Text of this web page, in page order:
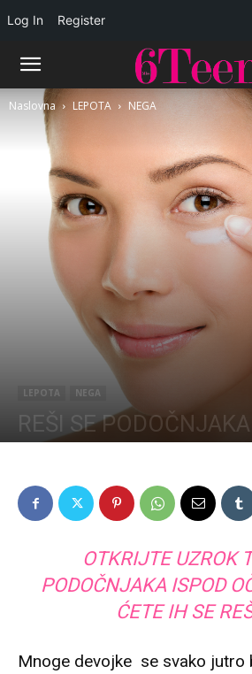
Naslovna LEPOTA NEGA
LEPOTA NEGA
REŠI SE PODOČNJAKA
OTKRIJTE UZROK
PODOČNJAKA ISPOD
ĆETE IH SE
Mnoge devojke se svako jutro
Log In Register